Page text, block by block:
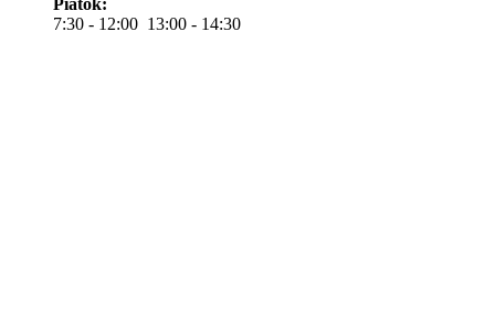
7:30 - 12:00 13:00 - 14:30